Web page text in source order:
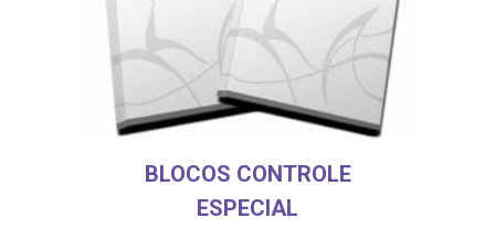
BLOCOS CONTROLE
ESPECIAL